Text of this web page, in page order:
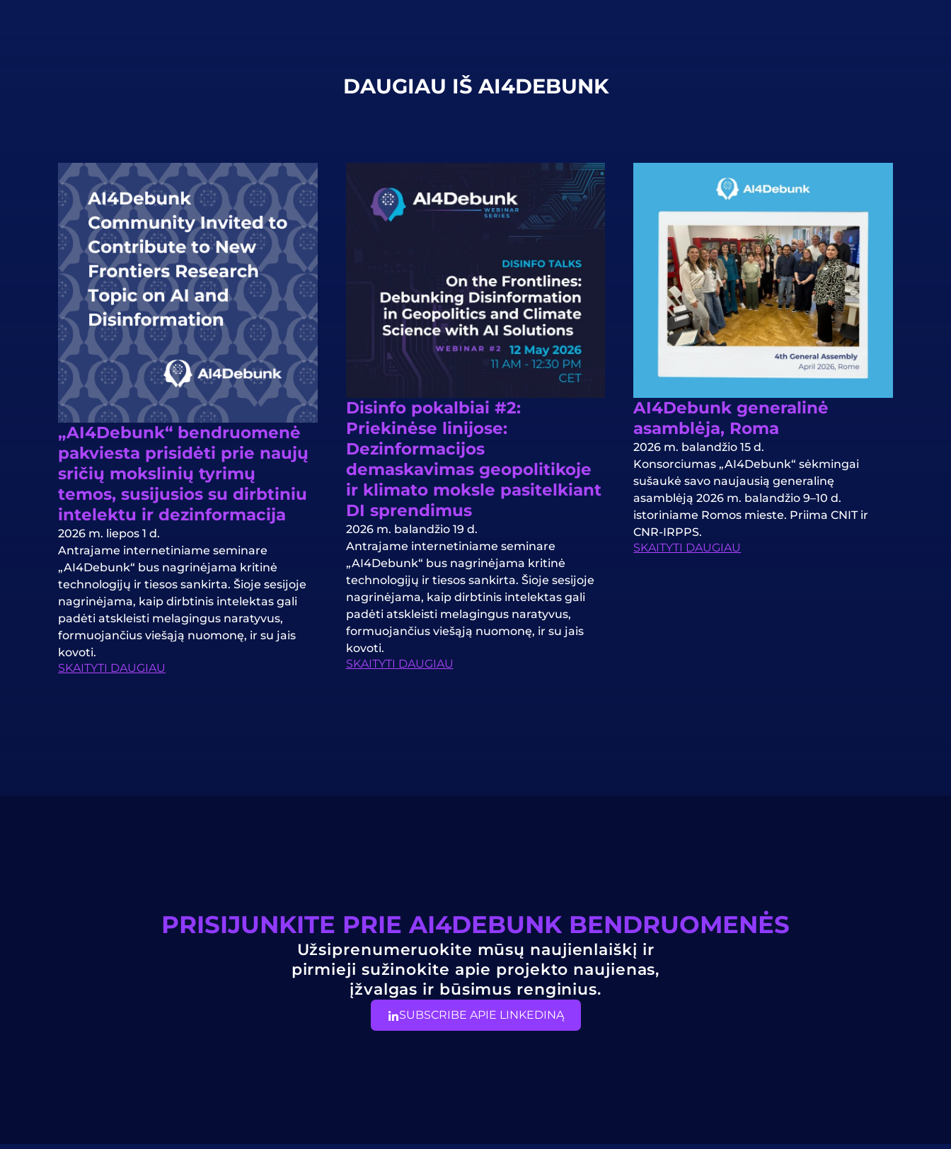
DAUGIAU IŠ AI4DEBUNK
„AI4Debunk“ bendruomenė
pakviesta prisidėti prie naujų
sričių mokslinių tyrimų
temos, susijusios su dirbtiniu
intelektu ir dezinformacija
2026 m. liepos 1 d.
Antrajame internetiniame seminare
„AI4Debunk“ bus nagrinėjama kritinė
technologijų ir tiesos sankirta. Šioje sesijoje
nagrinėjama, kaip dirbtinis intelektas gali
padėti atskleisti melagingus naratyvus,
formuojančius viešąją nuomonę, ir su jais
kovoti.
SKAITYTI DAUGIAU
Disinfo pokalbiai #2:
Priekinėse linijose:
Dezinformacijos
demaskavimas geopolitikoje
ir klimato moksle pasitelkiant
DI sprendimus
2026 m. balandžio 19 d.
Antrajame internetiniame seminare
„AI4Debunk“ bus nagrinėjama kritinė
technologijų ir tiesos sankirta. Šioje sesijoje
nagrinėjama, kaip dirbtinis intelektas gali
padėti atskleisti melagingus naratyvus,
formuojančius viešąją nuomonę, ir su jais
kovoti.
SKAITYTI DAUGIAU
AI4Debunk generalinė
asamblėja, Roma
2026 m. balandžio 15 d.
Konsorciumas „AI4Debunk“ sėkmingai
sušaukė savo naujausią generalinę
asamblėją 2026 m. balandžio 9–10 d.
istoriniame Romos mieste. Priima CNIT ir
CNR-IRPPS.
SKAITYTI DAUGIAU
PRISIJUNKITE PRIE AI4DEBUNK BENDRUOMENĖS
Užsiprenumeruokite mūsų naujienlaiškį ir
pirmieji sužinokite apie projekto naujienas,
įžvalgas ir būsimus renginius.
SUBSCRIBE APIE LINKEDINĄ